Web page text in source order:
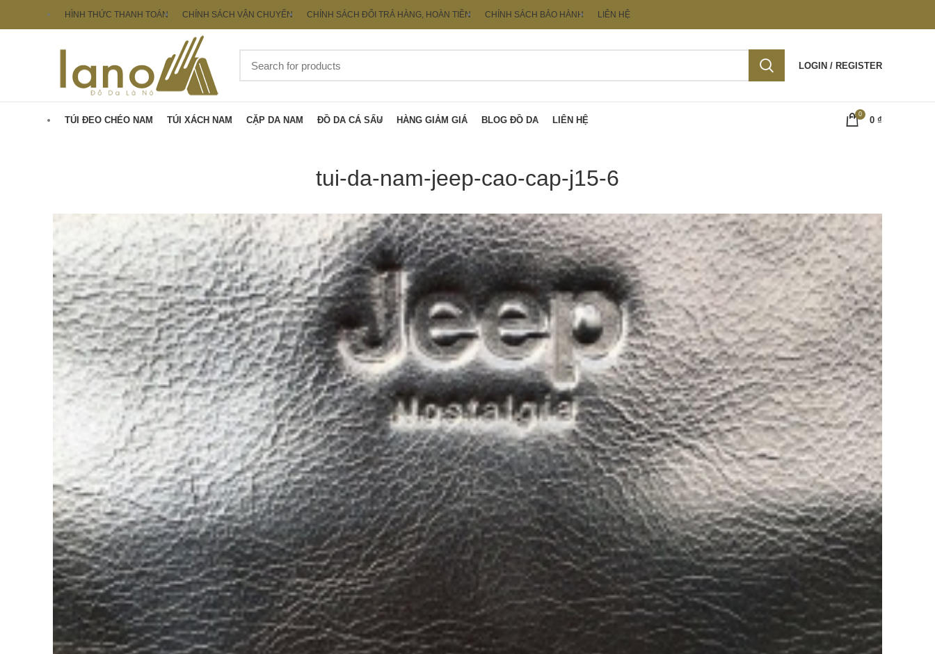
HÌNH THỨC THANH TOÁN CHÍNH SÁCH VẬN CHUYỂN CHÍNH SÁCH ĐỔI TRẢ HÀNG, HOÀN TIỀN CHÍNH SÁCH BẢO HÀNH LIÊN HỆ
LOGIN / REGISTER
TÚI ĐEO CHÉO NAM TÚI XÁCH NAM CẶP DA NAM ĐỒ DA CÁ SẤU HÀNG GIẢM GIÁ BLOG ĐỒ DA LIÊN HỆ
0
0 ₫
tui-da-nam-jeep-cao-cap-j15-6